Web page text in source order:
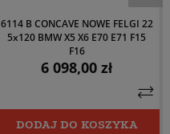
6114 B CONCAVE NOWE FELGI 22
5x120 BMW X5 X6 E70 E71 F15
F16
Cena
6 098,00 zł
DODAJ DO KOSZYKA